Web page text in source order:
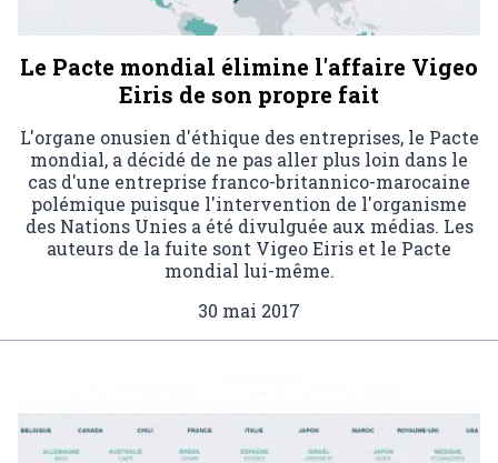
Le Pacte mondial élimine l'affaire Vigeo
Eiris de son propre fait
L'organe onusien d'éthique des entreprises, le Pacte
mondial, a décidé de ne pas aller plus loin dans le
cas d'une entreprise franco-britannico-marocaine
polémique puisque l'intervention de l'organisme
des Nations Unies a été divulguée aux médias. Les
auteurs de la fuite sont Vigeo Eiris et le Pacte
mondial lui-même.
30 mai 2017